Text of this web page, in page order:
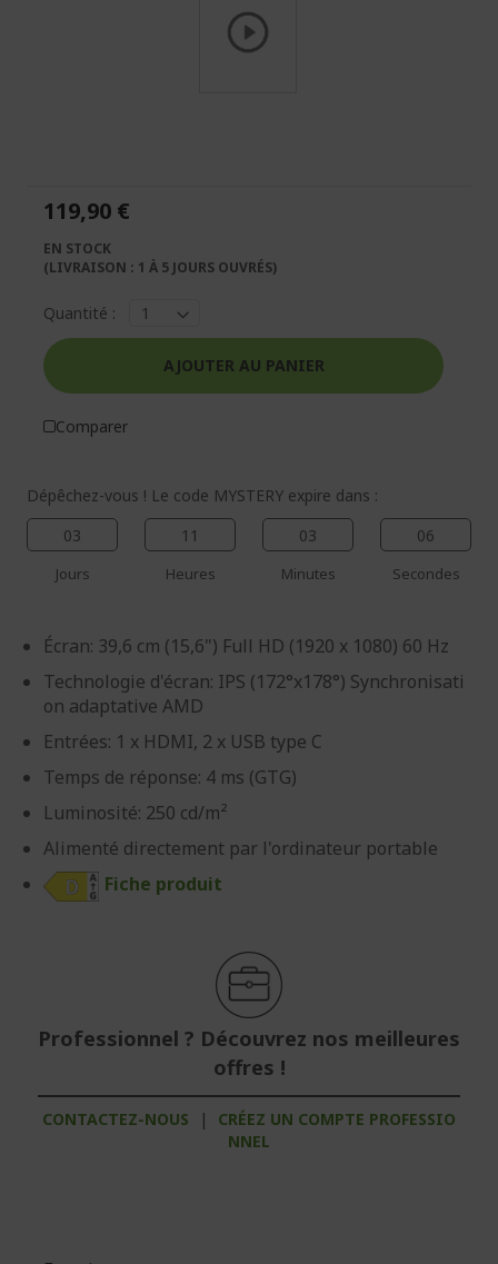
Galerie
d’images
Dépêchez-vous ! Le code MYSTERY expire dans :
03
Jours
11
Heures
03
Minutes
06
Secondes
Écran: 39,6 cm (15,6") Full HD (1920 x 1080) 60 Hz
Technologie d'écran: IPS (172°x178°) Synchronisati
on adaptative AMD
Entrées: 1 x HDMI, 2 x USB type C
Temps de réponse: 4 ms (GTG)
Luminosité: 250 cd/m²
Alimenté directement par l'ordinateur portable
Fiche produit
Professionnel ? Découvrez nos meilleures
offres !
CONTACTEZ-NOUS |
CRÉEZ UN COMPTE PROFESSIO
NNEL
119,90 €
EN STOCK
(LIVRAISON : 1 À 5 JOURS OUVRÉS)
Quantité :
AJOUTER AU PANIER
Comparer